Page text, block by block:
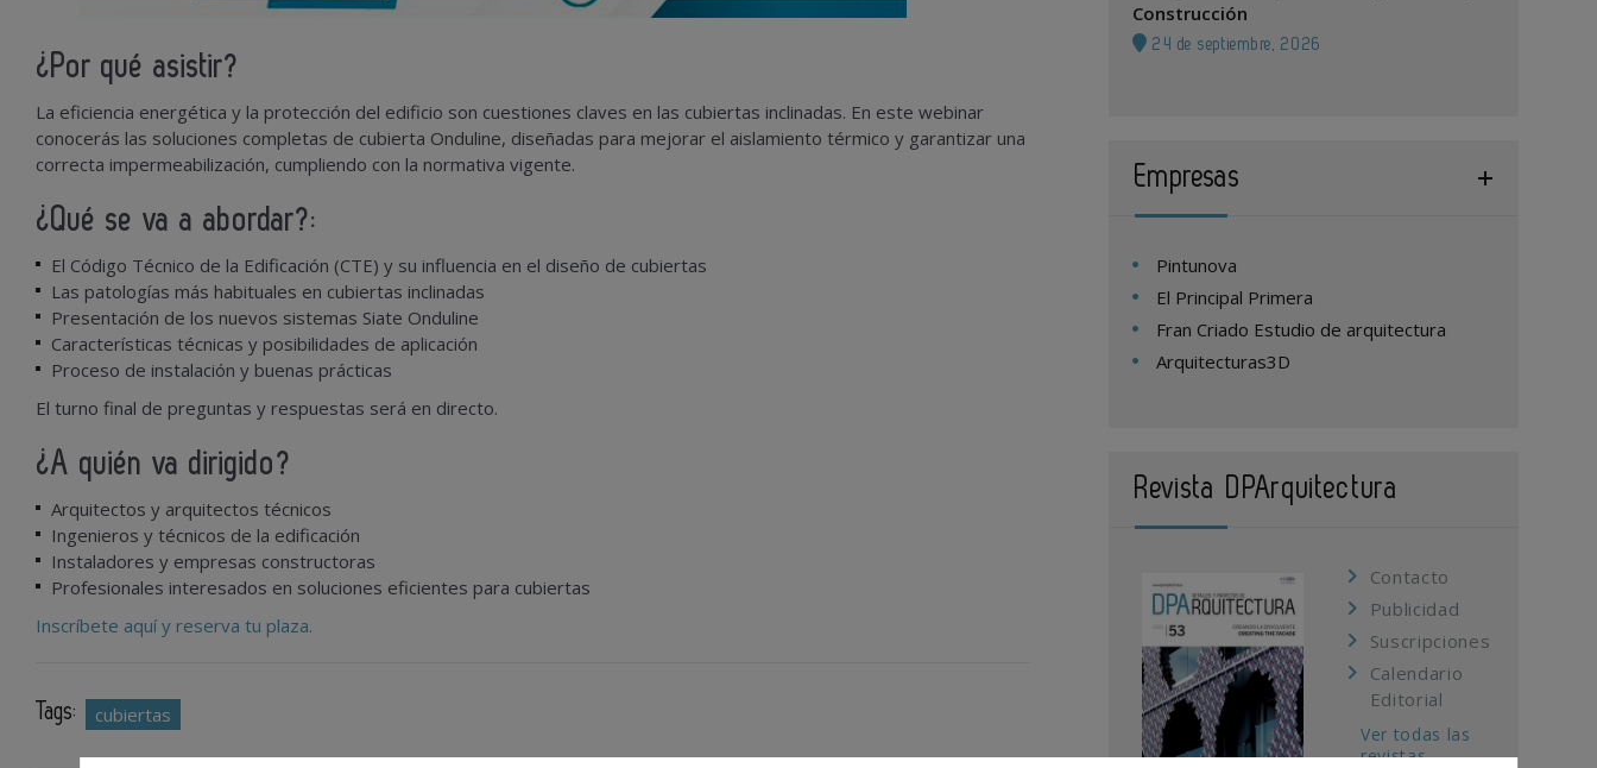
¿Por qué asistir?
La eficiencia energética y la protección del edificio son cuestiones claves en las cubiertas inclinadas. En este webinar
conocerás las soluciones completas de cubierta Onduline, diseñadas para mejorar el aislamiento térmico y garantizar una
correcta impermeabilización, cumpliendo con la normativa vigente.
¿Qué se va a abordar?:
El Código Técnico de la Edificación (CTE) y su influencia en el diseño de cubiertas
Las patologías más habituales en cubiertas inclinadas
Presentación de los nuevos sistemas Siate Onduline
Características técnicas y posibilidades de aplicación
Proceso de instalación y buenas prácticas
El turno final de preguntas y respuestas será en directo.
¿A quién va dirigido?
Arquitectos y arquitectos técnicos
Ingenieros y técnicos de la edificación
Instaladores y empresas constructoras
Profesionales interesados en soluciones eficientes para cubiertas
Inscríbete aquí y reserva tu plaza.
Tags: cubiertas
Construcción
24 de septiembre, 2026
Empresas
Pintunova
El Principal Primera
Fran Criado Estudio de arquitectura
Arquitecturas3D
Revista DPArquitectura
Contacto
Publicidad
Suscripciones
Calendario
Editorial
Ver todas las
revistas